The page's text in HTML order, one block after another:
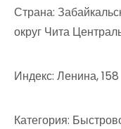
Страна:
округ Чита
Индекс: Ленина, 158
Категория: